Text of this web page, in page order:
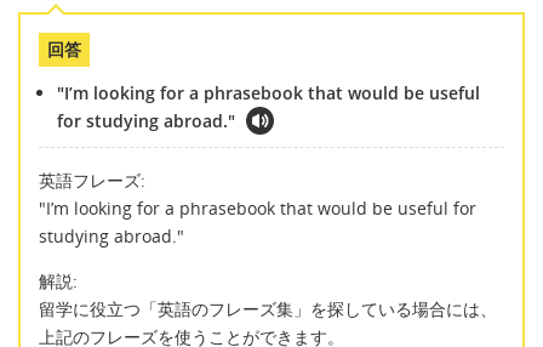
回答
"I’m looking for a phrasebook that would be useful
for studying abroad."
英語フレーズ:
"I’m looking for a phrasebook that would be useful for
studying abroad."
解説:
留学に役立つ「英語のフレーズ集」を探している場合には、
上記のフレーズを使うことができます。